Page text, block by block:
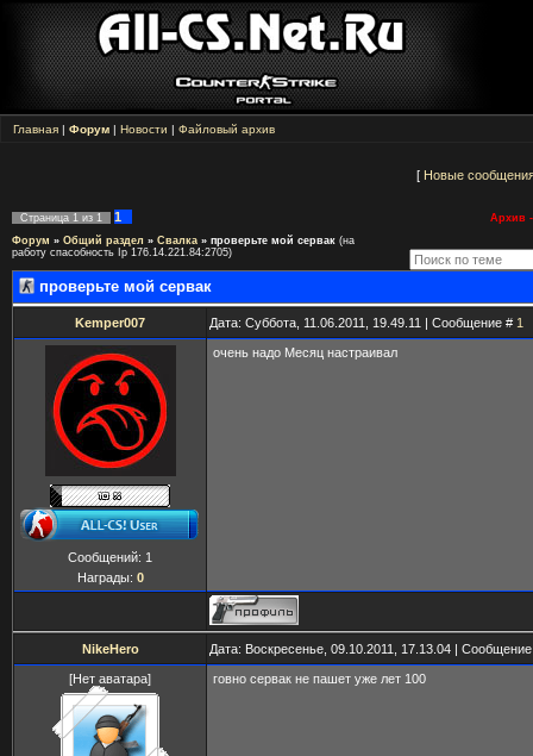
Главная | Форум | Новости | Файловый архив
[ Новые
Страница 1 из 1 1
Архив -
Форум » Общий раздел » Свалка » проверьте мой сервак (на
работу спасобность Ip 176.14.221.84:2705)
проверьте мой сервак
Kemper007 Дата: Суббота, 11.06.2011, 19.49.11 | Сообщение # 1
Сообщений: 1
Награды: 0
очень надо Месяц настраивал
NikeHero Дата: Воскресенье, 09.10.2011, 17.13.04 |
[Нет аватара] говно сервак не пашет уже лет 100